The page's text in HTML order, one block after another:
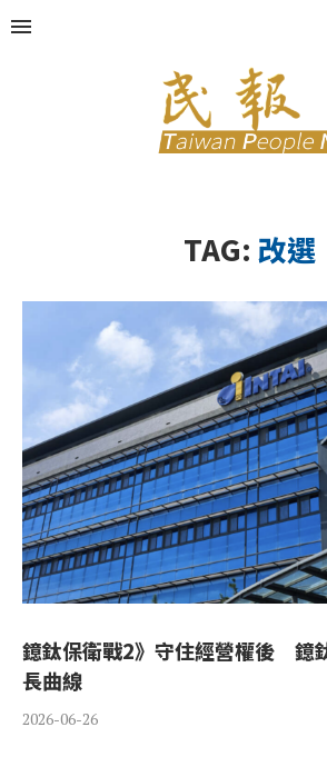
TAG: 改選
鐿鈦保衛戰2》守住經營權後 鐿
長曲線
2026-06-26